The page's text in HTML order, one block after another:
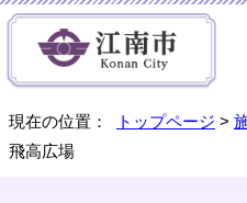
現在の位置： トップページ >
飛高広場